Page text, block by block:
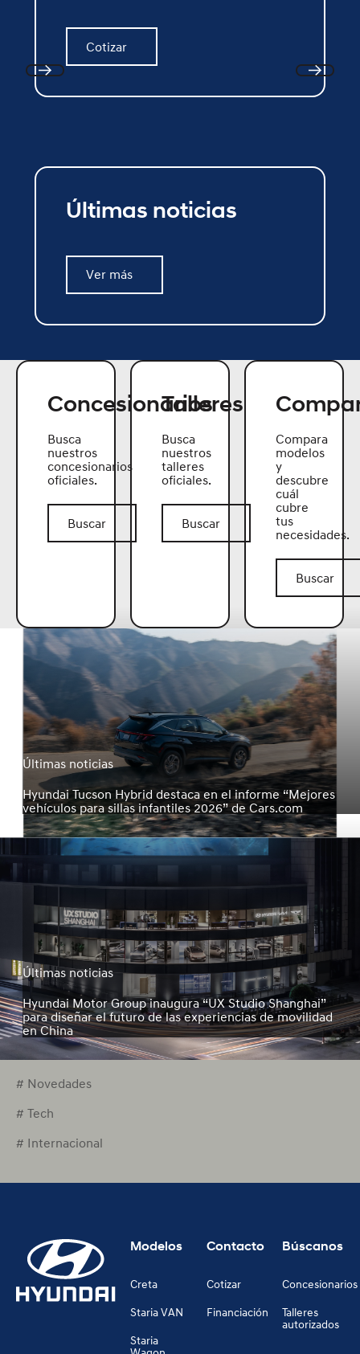
Previous Next
Cotizar
Cotizar
Últimas noticias
Ver más
Ver más
Concesionarios
Busca
nuestros
concesionarios
oficiales.
Buscar
Buscar
Talleres
Busca
nuestros
talleres
oficiales.
Buscar
Buscar
Compara
modelos
y
descubre
cuál
cubre
tus
necesidades.
Buscar
Buscar
Últimas noticias
Hyundai Tucson Hybrid destaca en el informe “Mejores
vehículos para sillas infantiles 2026” de Cars.com
Últimas noticias
Hyundai Motor Group inaugura “UX Studio Shanghai”
para diseñar el futuro de las experiencias de movilidad
en China
# Novedades
# Tech
# Internacional
Modelos
Creta
Staria VAN
Staria
Contacto
Cotizar
Financiación
Búscanos
Concesionarios
Talleres
autorizados